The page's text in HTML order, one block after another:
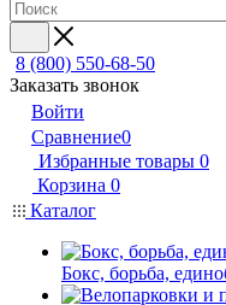
8 (800) 550-68-50
Заказать звонок
Войти
Сравнение0
Избранные товары 0
Корзина 0
Каталог
Бокс, борьба,